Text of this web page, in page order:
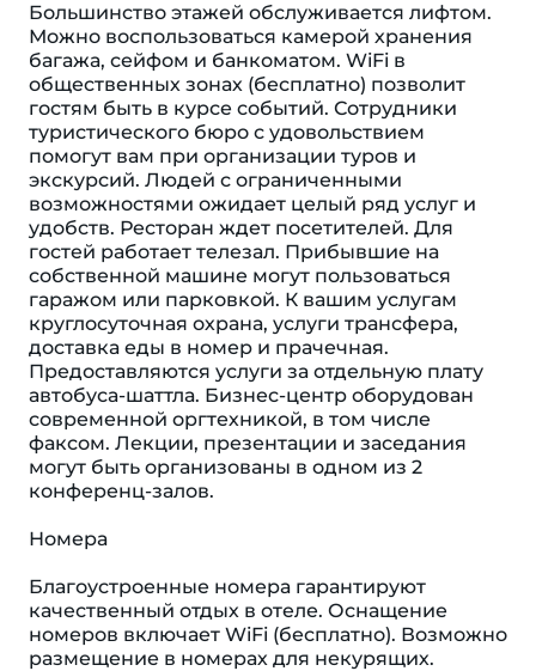
Большинство этажей обслуживается лифтом.
Можно воспользоваться камерой хранения
багажа, сейфом и банкоматом. WiFi в
общественных зонах (бесплатно) позволит
гостям быть в курсе событий. Сотрудники
туристического бюро с удовольствием
помогут вам при организации туров и
экскурсий. Людей с ограниченными
возможностями ожидает целый ряд услуг и
удобств. Ресторан ждет посетителей. Для
гостей работает телезал. Прибывшие на
собственной машине могут пользоваться
гаражом или парковкой. К вашим услугам
круглосуточная охрана, услуги трансфера,
доставка еды в номер и прачечная.
Предоставляются услуги за отдельную плату
автобуса-шаттла. Бизнес-центр оборудован
современной оргтехникой, в том числе
факсом. Лекции, презентации и заседания
могут быть организованы в одном из 2
конференц-залов.
Номера
Благоустроенные номера гарантируют
качественный отдых в отеле. Оснащение
номеров включает WiFi (бесплатно). Возможно
размещение в номерах для некурящих.